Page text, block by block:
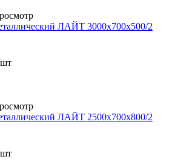
ЛАЙТ 3000x700x500/2
ЛАЙТ 2500x700x800/2